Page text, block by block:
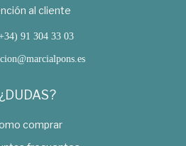
al cliente
91 304 33 03
¿DUDAS?
comprar